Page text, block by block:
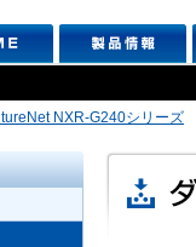
NXR-G240シリーズ